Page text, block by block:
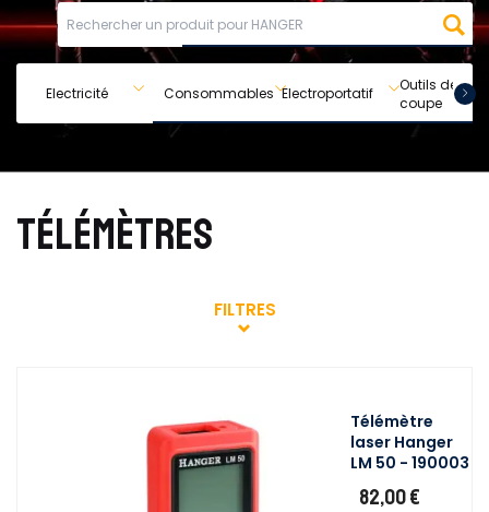
Electricité Consommables Electroportatif
Outils de
coupe
TÉLÉMÈTRES
FILTRES
Télémètre
laser Hanger
LM 50 - 190003
82,00 €